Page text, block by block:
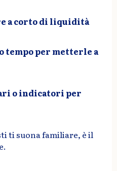
a corto di liquidità
tempo per metterle a
o indicatori per
ti suona familiare, è il